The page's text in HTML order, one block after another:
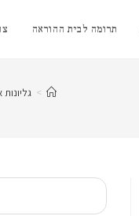
תרומה לבית ההוראה
>
חיפוש